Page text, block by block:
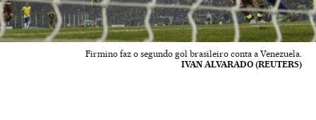
Firmino faz o segundo gol brasileiro conta a Venezuela.
IVAN ALVARADO (REUTERS)